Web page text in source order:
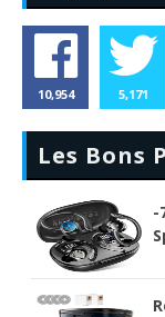
10,954 5,171
Les Bons
-